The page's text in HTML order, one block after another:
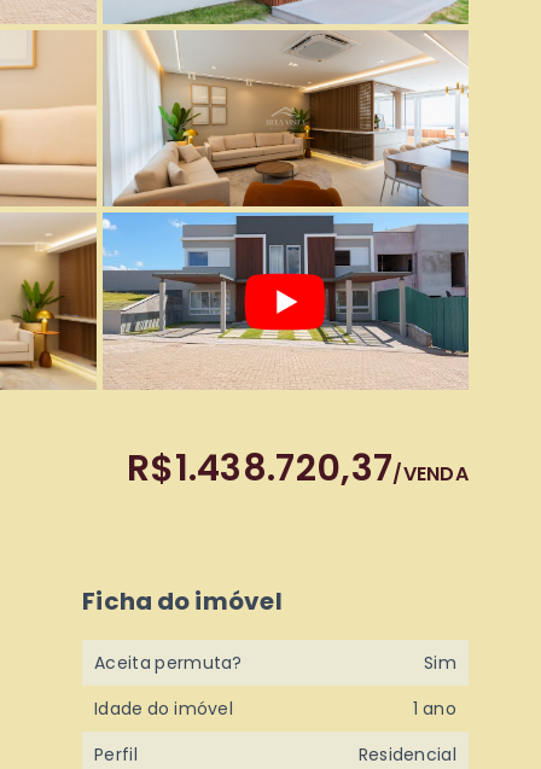
R$1.438.720,37/VENDA
Ficha do imóvel
Aceita permuta?
Sim
Idade do imóvel
1 ano
Perfil
Residencial